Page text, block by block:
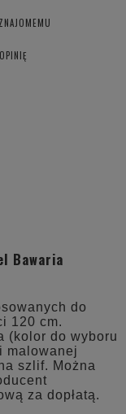
Bawaria
do
120 cm.
(kolor do wyboru
malowanej
szlif. Można
za dopłatą.